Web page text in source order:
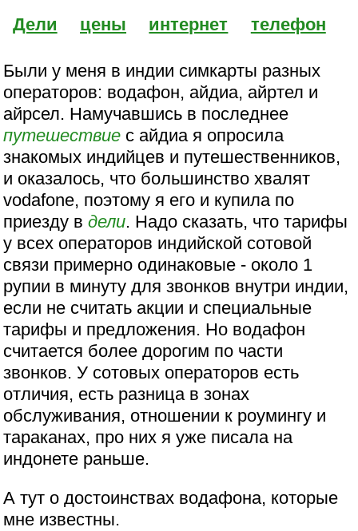
Дели
цены интернет телефон
Были у меня в индии симкарты разных
операторов: водафон, айдиа, айртел и
айрсел. Намучавшись в последнее
путешествие с айдиа я опросила
знакомых индийцев и путешественников,
и оказалось, что большинство хвалят
vodafone, поэтому я его и купила по
приезду вдели. Надо сказать, что тарифы
у всех операторов индийской сотовой
связи примерно одинаковые - около 1
рупии в минуту для звонков внутри индии,
если не считать акции и специальные
тарифы и предложения. Но водафон
считается более дорогим по части
звонков. У сотовых операторов есть
отличия, есть разница в зонах
обслуживания, отношении к роумингу и
тараканах, про них я уже писала на
индонете раньше.
А тут о достоинствах водафона, которые
мне известны.